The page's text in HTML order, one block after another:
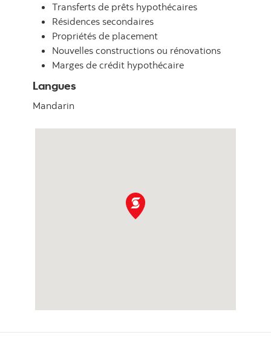
Transferts de prêts hypothécaires
Résidences secondaires
Propriétés de placement
Nouvelles constructions ou rénovations
Marges de crédit hypothécaire
Langues
Mandarin